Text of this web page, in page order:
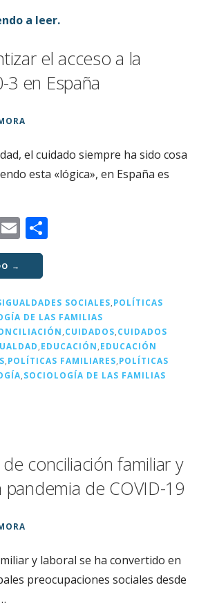
el acceso a la
3 en España
el cuidado siempre ha sido cosa
esta «lógica», en España es
E
m
ai
l p
a
rt
ir
→
SOCIALES POLÍTICAS
DE LAS FAMILIAS
CUIDADOS CUIDADOS
EDUCACIÓN EDUCACIÓN
POLÍTICAS FAMILIARES POLÍTICAS
SOCIOLOGÍA DE LAS FAMILIAS
conciliación familiar y
pandemia de COVID-19
y laboral se ha convertido en
preocupaciones sociales desde